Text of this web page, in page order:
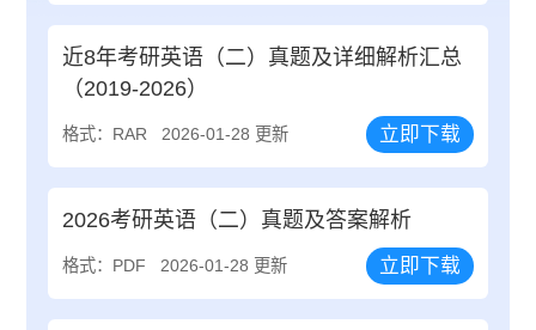
近8年考研英语（二）真题及详细解析汇总
（2019-2026）
格式：RAR 2026-01-28 更新 立即下载
2026考研英语（二）真题及答案解析
格式：PDF 2026-01-28 更新 立即下载